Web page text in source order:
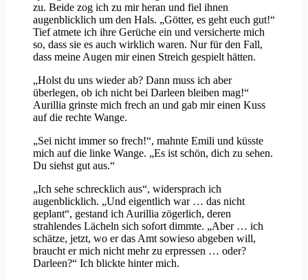
zu. Beide zog ich zu mir heran und fiel ihnen
augenblicklich um den Hals. „Götter, es geht euch gut!“
Tief atmete ich ihre Gerüche ein und versicherte mich
so, dass sie es auch wirklich waren. Nur für den Fall,
dass meine Augen mir einen Streich gespielt hätten.
„Holst du uns wieder ab? Dann muss ich aber
überlegen, ob ich nicht bei Darleen bleiben mag!“
Aurillia grinste mich frech an und gab mir einen Kuss
auf die rechte Wange.
„Sei nicht immer so frech!“, mahnte Emili und küsste
mich auf die linke Wange. „Es ist schön, dich zu sehen.
Du siehst gut aus.“
„Ich sehe schrecklich aus“, widersprach ich
augenblicklich. „Und eigentlich war … das nicht
geplant“, gestand ich Aurillia zögerlich, deren
strahlendes Lächeln sich sofort dimmte. „Aber … ich
schätze, jetzt, wo er das Amt sowieso abgeben will,
braucht er mich nicht mehr zu erpressen … oder?
Darleen?“ Ich blickte hinter mich.